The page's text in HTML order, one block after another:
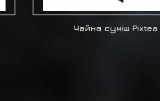
Чайна суміш